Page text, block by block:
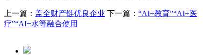
上一篇： 盖全财产链优良企业 下一篇： “AI+教育”“AI+医
疗”“AI+水等融合使用